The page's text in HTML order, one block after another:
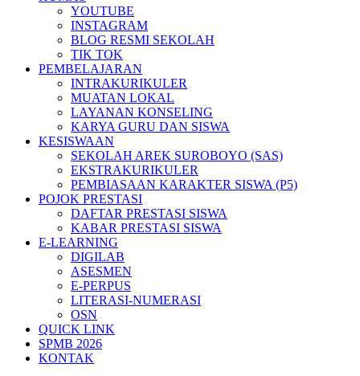
YOUTUBE
INSTAGRAM
BLOG RESMI SEKOLAH
TIK TOK
PEMBELAJARAN
INTRAKURIKULER
MUATAN LOKAL
LAYANAN KONSELING
KARYA GURU DAN SISWA
KESISWAAN
SEKOLAH AREK SUROBOYO (SAS)
EKSTRAKURIKULER
PEMBIASAAN KARAKTER SISWA (P5)
POJOK PRESTASI
DAFTAR PRESTASI SISWA
KABAR PRESTASI SISWA
E-LEARNING
DIGILAB
ASESMEN
E-PERPUS
LITERASI-NUMERASI
OSN
QUICK LINK
SPMB 2026
KONTAK